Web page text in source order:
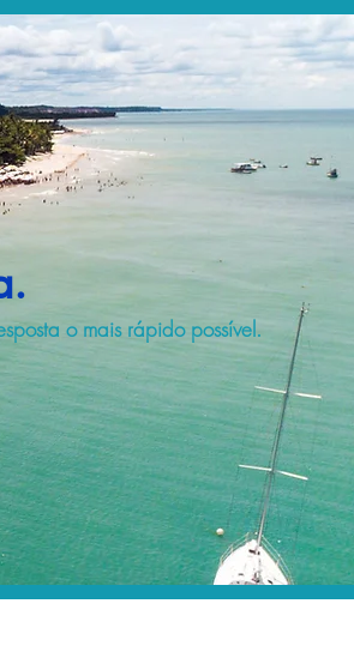
o mais rápido possível.